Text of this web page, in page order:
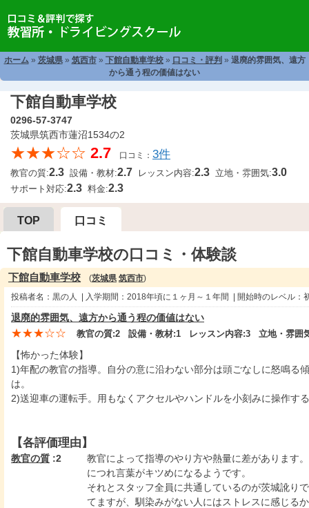
ホーム» 茨城県» 筑西市» 下館自動車学校» 口コミ・評判 » 退廃的雰囲気、遠方
から通う程の価値はない
下館自動車学校
0296-57-3747
茨城県筑西市蓮沼1534の2
★★★☆☆ 2.7 口コミ： 3件
教官の質:2.3 設備・教材:2.7 レッスン内容:2.3 立地・雰囲気:3.0
サポート対応:2.3 料金:2.3
TOP 口コミ
下館自動車学校の口コミ・体験談
下館自動車学校 (茨城県 筑西市)
投稿者名：黒の人 | 入学期間：2018年頃に１ヶ月～１年間 | 開始時のレベル：
退廃的雰囲気、遠方から通う程の価値はない
★★★☆☆ 教官の質:2 設備・教材:1 レッスン内容:3 立地・雰囲
【怖かった体験】
1)年配の教官の指導。自分の意に沿わない部分は頭ごなしに怒鳴る
は。
2)送迎車の運転手。用もなくアクセルやハンドルを小刻みに操作す
【各評価理由】
教官の質 :2
教官によって指導のやり方や熱量に差があります
につれ言葉がキツめになるようです。
それとスタッフ全員に共通しているのが茨城訛り
てますが、馴染みがない人にはストレスに感じる